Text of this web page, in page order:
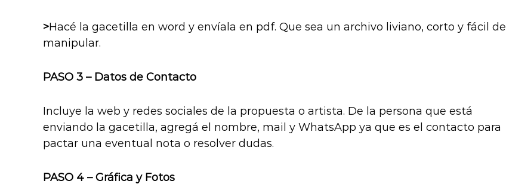
>Hacé la gacetilla en word y envíala en pdf. Que sea un archivo liviano, corto y fácil de
manipular.
PASO 3 – Datos de Contacto
Incluye la web y redes sociales de la propuesta o artista. De la persona que está
enviando la gacetilla, agregá el nombre, mail y WhatsApp ya que es el contacto para
pactar una eventual nota o resolver dudas.
PASO 4 – Gráfica y Fotos